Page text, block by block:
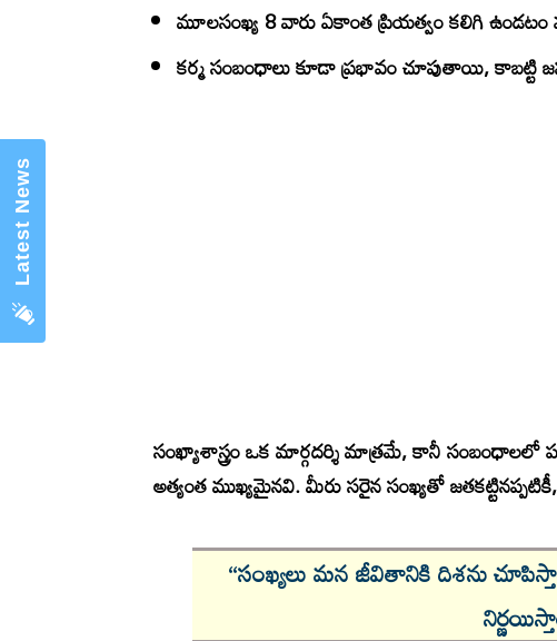
మూలసంఖ్య 8 వారుఏకాంత ప్రియత్వంకలిగి ఉండటం
కర్మ సంబంధాలుకూడా ప్రభావం చూపుతాయి, కాబట్టి
సంఖ్యాశాస్త్రం ఒక మార్గదర్శి మాత్రమే, కానీ సంబంధాలలో
అత్యంత ముఖ్యమైనవి. మీరు సరైన సంఖ్యతో
“సంఖ్యలు మన జీవితానికి దిశను